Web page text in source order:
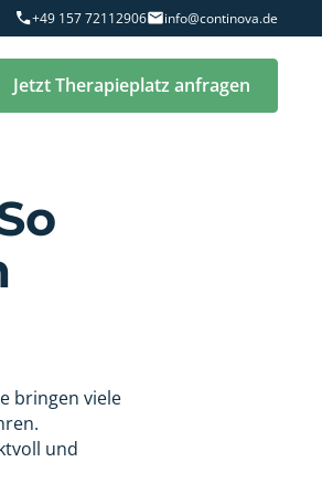
+49 157 72112906 info@continova.de
Jetzt Therapieplatz anfragen
bringen viele
und